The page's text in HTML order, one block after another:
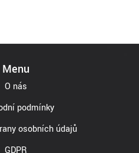
Menu
O nás
podmínky
osobních údajů